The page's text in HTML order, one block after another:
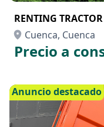
RENTING
Cuenca, Cuenca
Precio a
Anuncio destacado